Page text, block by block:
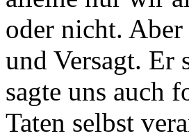
oder nicht.
und Versagt. Er
sagte uns auch
Taten selbst